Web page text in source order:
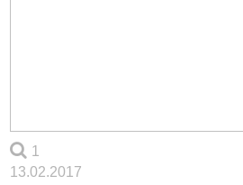
1
13.02.2017